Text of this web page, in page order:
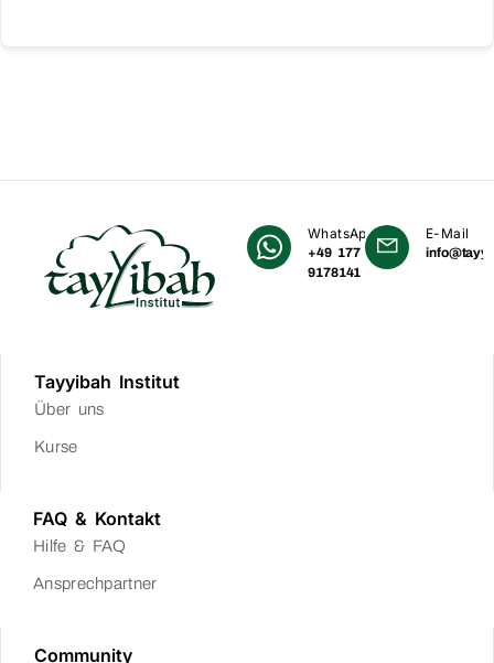
WhatsApp
+49 177
9178141
E-Mail
Tayyibah Institut
Über uns
Kurse
FAQ & Kontakt
Hilfe & FAQ
Ansprechpartner
Community